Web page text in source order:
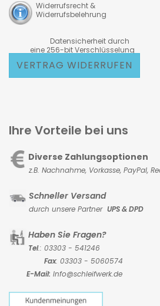
Widerrufsrecht &
Widerrufsbelehrung
Datensicherheit durch
eine 256-bit Verschlüsselung
VERTRAG WIDERRUFEN
Ihre Vorteile bei uns
Diverse Zahlungsoptionen
z.B. Nachnahme, Vorkasse, PayPal,
Schneller Versand
durch unsere Partner UPS & DPD
Haben Sie Fragen?
Tel.: 03303 - 541246
Fax: 03303 - 5060574
E-Mail: Info@schleifwerk.de